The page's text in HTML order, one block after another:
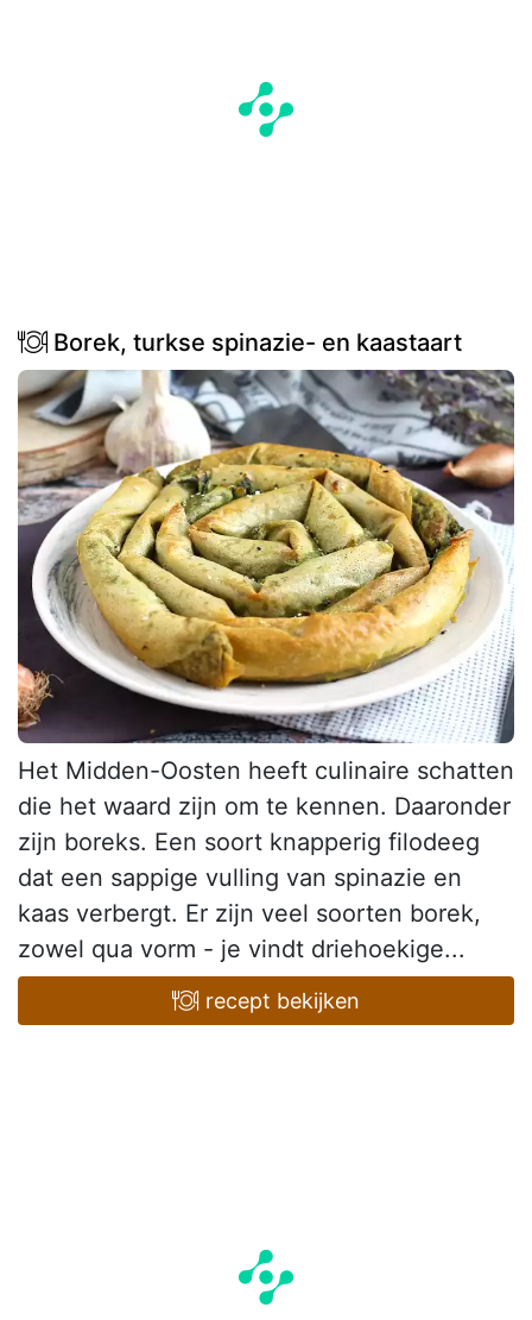
Borek, turkse spinazie- en kaastaart
Het Midden-Oosten heeft culinaire schatten
die het waard zijn om te kennen. Daaronder
zijn boreks. Een soort knapperig filodeeg
dat een sappige vulling van spinazie en
kaas verbergt. Er zijn veel soorten borek,
zowel qua vorm - je vindt driehoekige...
recept bekijken